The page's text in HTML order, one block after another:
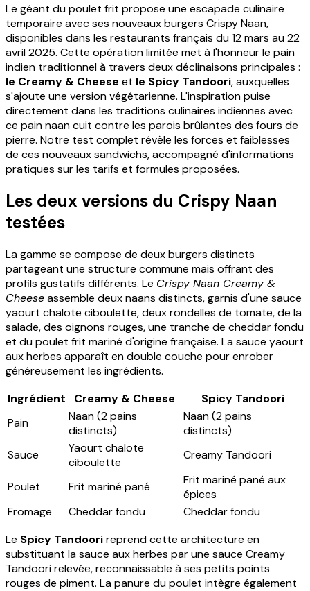
Le géant du poulet frit propose une escapade culinaire
temporaire avec ses nouveaux burgers Crispy Naan,
disponibles dans les restaurants français du 12 mars au 22
avril 2025. Cette opération limitée met à l'honneur le pain
indien traditionnel à travers deux déclinaisons principales :
le Creamy & Cheese et le Spicy Tandoori, auxquelles
s'ajoute une version végétarienne. L'inspiration puise
directement dans les traditions culinaires indiennes avec
ce pain naan cuit contre les parois brûlantes des fours de
pierre. Notre test complet révèle les forces et faiblesses
de ces nouveaux sandwichs, accompagné d'informations
pratiques sur les tarifs et formules proposées.
Les deux versions du Crispy Naan
testées
La gamme se compose de deux burgers distincts
partageant une structure commune mais offrant des
profils gustatifs différents. Le Crispy Naan Creamy &
Cheeseassemble deux naans distincts, garnis d'une sauce
yaourt chalote ciboulette, deux rondelles de tomate, de la
salade, des oignons rouges, une tranche de cheddar fondu
et du poulet frit mariné d'origine française. La sauce yaourt
aux herbes apparaît en double couche pour enrober
généreusement les ingrédients.
Ingrédient
Creamy & Cheese
Spicy Tandoori
Pain
Naan (2 pains
distincts)
Naan (2 pains
distincts)
Sauce
Yaourt chalote
ciboulette
Creamy Tandoori
Poulet Frit mariné pané
Frit mariné pané aux
épices
Fromage
Cheddar fondu
Cheddar fondu
Le Spicy Tandoorireprend cette architecture en
substituant la sauce aux herbes par une sauce Creamy
Tandoori relevée, reconnaissable à ses petits points
rouges de piment. La panure du poulet intègre également